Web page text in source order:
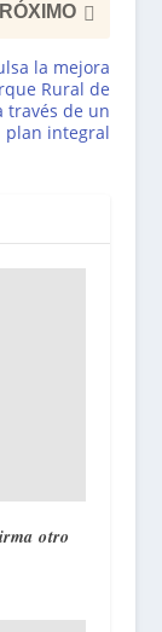
la mejora
Rural de
través de un
plan integral
otro